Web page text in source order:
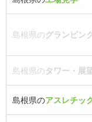
島根県のグランピン
島根県のタワー・展
島根県のアスレチッ